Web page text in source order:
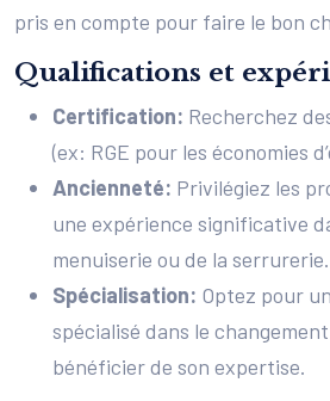
pris en compte pour faire le bon
Qualifications et
Certification: Recherchez
(ex: RGE pour les économies
Ancienneté: Privilégiez les
une expérience significative
menuiserie ou de la serrurerie.
Spécialisation: Optez pour
spécialisé dans le
bénéficier de son expertise.